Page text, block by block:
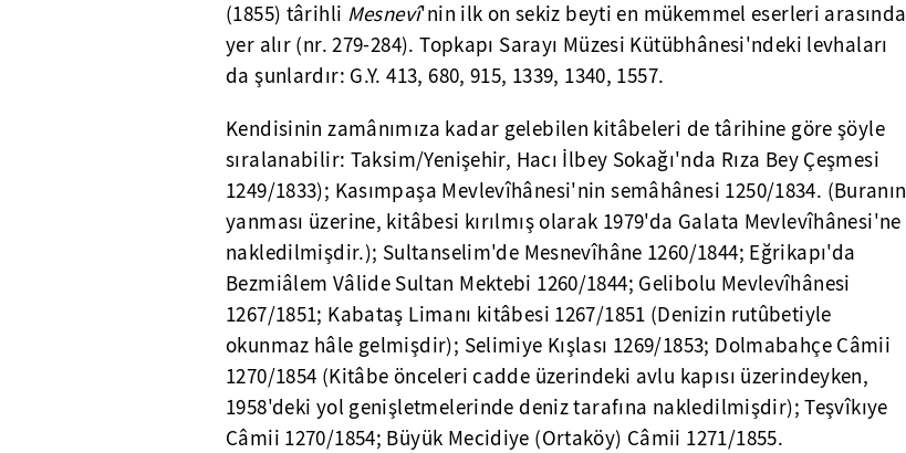
(1855) târihli Mesnevî'nin ilk on sekiz beyti en mükemmel eserleri arasında
yer alır (nr. 279-284). Topkapı Sarayı Müzesi Kütübhânesi'ndeki levhaları
da şunlardır: G.Y. 413, 680, 915, 1339, 1340, 1557.
Kendisinin zamânımıza kadar gelebilen kitâbeleri de târihine göre şöyle
sıralanabilir: Taksim/Yenişehir, Hacı İlbey Sokağı'nda Rıza Bey Çeşmesi
1249/1833); Kasımpaşa Mevlevîhânesi'nin semâhânesi 1250/1834. (Buranın
yanması üzerine, kitâbesi kırılmış olarak 1979'da Galata Mevlevîhânesi'ne
nakledilmişdir.); Sultanselim'de Mesnevîhâne 1260/1844; Eğrikapı'da
Bezmiâlem Vâlide Sultan Mektebi 1260/1844; Gelibolu Mevlevîhânesi
1267/1851; Kabataş Limanı kitâbesi 1267/1851 (Denizin rutûbetiyle
okunmaz hâle gelmişdir); Selimiye Kışlası 1269/1853; Dolmabahçe Câmii
1270/1854 (Kitâbe önceleri cadde üzerindeki avlu kapısı üzerindeyken,
1958'deki yol genişletmelerinde deniz tarafına nakledilmişdir); Teşvîkıye
Câmii 1270/1854; Büyük Mecidiye (Ortaköy) Câmii 1271/1855.